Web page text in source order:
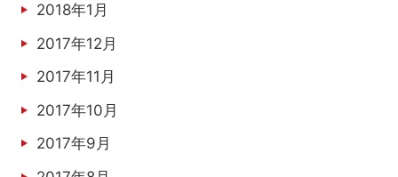
2018年1月
2017年12月
2017年11月
2017年10月
2017年9月